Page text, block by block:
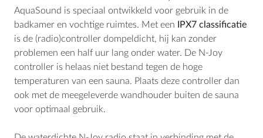
AquaSound is speciaal ontwikkeld voor gebruik in de
badkamer en vochtige ruimtes. Met een
IPX7 classificatie
is de (radio)controller dompeldicht, hij kan zonder
problemen een half uur lang onder water. De N-Joy
controller is helaas niet bestand tegen de hoge
temperaturen van een sauna. Plaats deze controller dan
ook met de meegeleverde wandhouder buiten de sauna
voor optimaal gebruik.
LOCATIE
Nederland
België
Deutschland
Worldwide